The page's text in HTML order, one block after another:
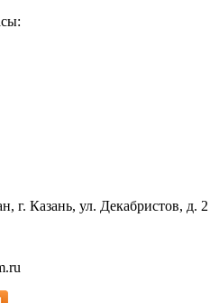
г. Казань, ул. Декабристов, д. 2